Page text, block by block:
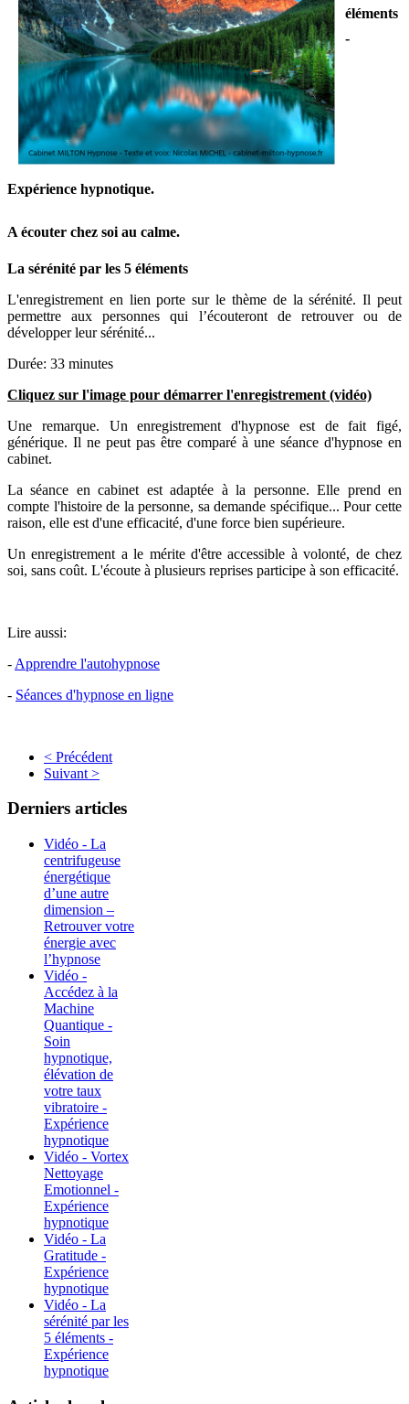
éléments
-
Expérience hypnotique.
A écouter chez soi au calme.
La sérénité par les 5 éléments
L'enregistrement en lien porte sur le thème de la sérénité. Il peut
permettre aux personnes qui l’écouteront de retrouver ou de
développer leur sérénité...
Durée: 33 minutes
Cliquez sur l'image pour démarrer l'enregistrement (vidéo)
Une remarque. Un enregistrement d'hypnose est de fait figé,
générique. Il ne peut pas être comparé à une séance d'hypnose en
cabinet.
La séance en cabinet est adaptée à la personne. Elle prend en
compte l'histoire de la personne, sa demande spécifique... Pour cette
raison, elle est d'une efficacité, d'une force bien supérieure.
Un enregistrement a le mérite d'être accessible à volonté, de chez
soi, sans coût. L'écoute à plusieurs reprises participe à son efficacité.
Lire aussi:
- Apprendre l'autohypnose
- Séances d'hypnose en ligne
< Précédent
Suivant >
Derniers articles
Vidéo - La
centrifugeuse
énergétique
d’une autre
dimension –
Retrouver votre
énergie avec
l’hypnose
Vidéo -
Accédez à la
Machine
Quantique -
Soin
hypnotique,
élévation de
votre taux
vibratoire -
Expérience
hypnotique
Vidéo - Vortex
Nettoyage
Emotionnel -
Expérience
hypnotique
Vidéo - La
Gratitude -
Expérience
hypnotique
Vidéo - La
sérénité par les
5 éléments -
Expérience
hypnotique